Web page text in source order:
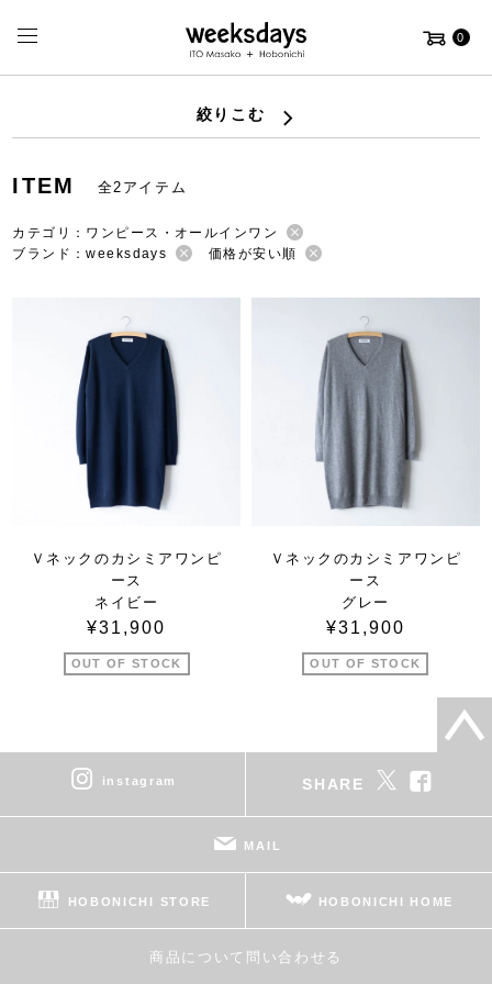
0
絞りこむ
ITEM 全2アイテム
カテゴリ：ワンピース・オールインワン
ブランド：weeksdays
価格が安い順
Ｖネックのカシミアワンピ
ース
ネイビー
¥31,900
OUT OF STOCK
Ｖネックのカシミアワンピ
ース
グレー
¥31,900
OUT OF STOCK
instagram SHARE
MAIL
HOBONICHI STORE HOBONICHI HOME
商品について問い合わせる